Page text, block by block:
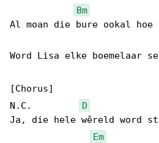
Bm
Al moan die bure ookal hoe
Word Lisa elke boemelaar se
[Chorus]
N.C.
D
Ja, die hele wêreld
Em